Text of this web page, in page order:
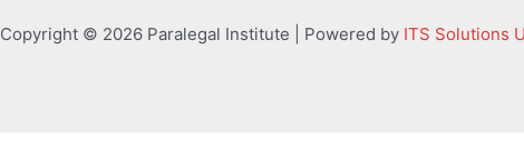
Copyright © 2026 Paralegal Institute | Powered by ITS Solutions